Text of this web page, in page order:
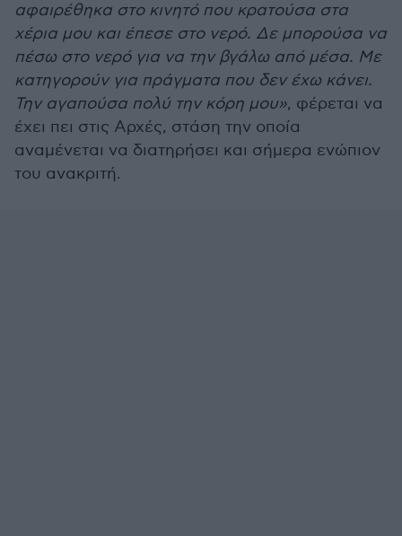
αφαιρέθηκα στο κινητό που κρατούσα στα
χέρια μου και έπεσε στο νερό. Δε μπορούσα να
πέσω στο νερό για να την βγάλω από μέσα. Με
κατηγορούν για πράγματα που δεν έχω κάνει.
Την αγαπούσα πολύ την κόρη μου», φέρεται να
έχει πει στις Αρχές, στάση την οποία
αναμένεται να διατηρήσει και σήμερα ενώπιον
του ανακριτή.